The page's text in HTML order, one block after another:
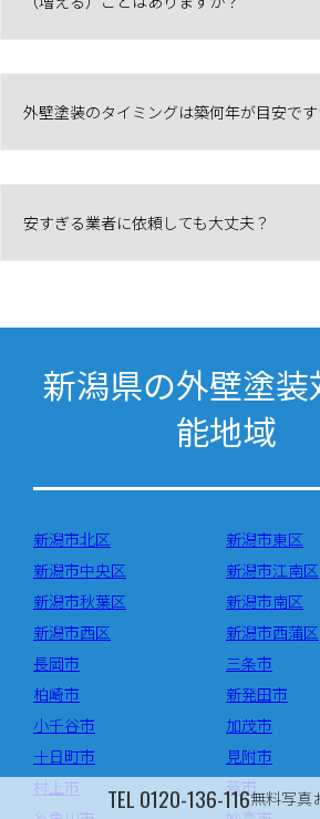
外壁塗装のタイミングは築何年が目安です
安すぎる業者に依頼しても大丈夫？
新潟県の外壁塗装
能地域
新潟市北区
新潟市東区
新潟市中央区
新潟市江南区
新潟市秋葉区
新潟市南区
新潟市西区
新潟市西蒲区
長岡市
三条市
柏崎市
新発田市
小千谷市
加茂市
十日町市
見附市
村上市
燕市
TEL 0120-136-116無料写真